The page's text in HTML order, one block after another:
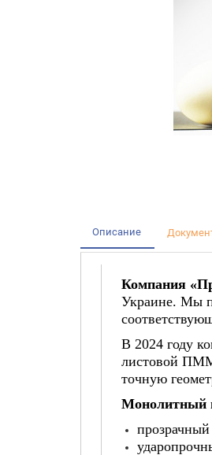
Описание
Компания
Украине. Мы
В 2024 году
листовой
точную
Монолитный